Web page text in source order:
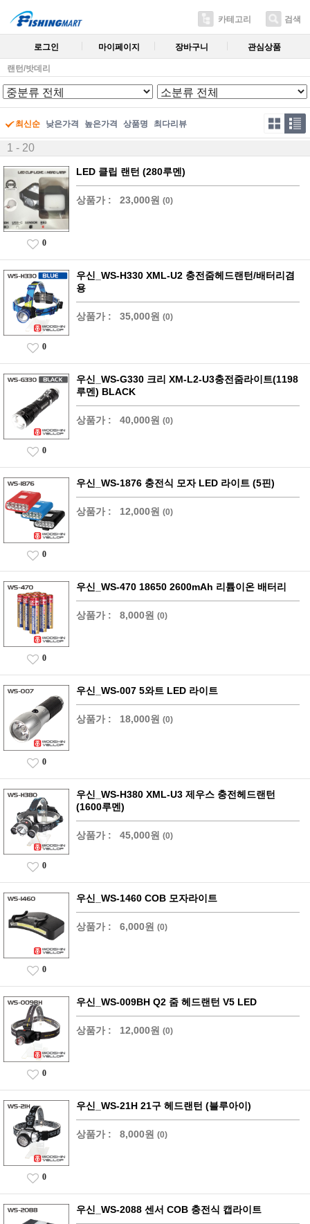
카테고리 검색
로그인 마이페이지 장바구니 관심상품
랜턴/밧데리
최신순 낮은가격 높은가격 상품명 최다리뷰
1 - 20
LED 클립 랜턴 (280루멘)
상품가 : 23,000원 (0)
0
우신_WS-H330 XML-U2 충전줌헤드랜턴/배터리겸
용
상품가 : 35,000원 (0)
0
우신_WS-G330 크리 XM-L2-U3충전줌라이트(1198
루멘) BLACK
상품가 : 40,000원 (0)
0
우신_WS-1876 충전식 모자 LED 라이트 (5핀)
상품가 : 12,000원 (0)
0
우신_WS-470 18650 2600mAh 리튬이온 배터리
상품가 : 8,000원 (0)
0
우신_WS-007 5와트 LED 라이트
상품가 : 18,000원 (0)
0
우신_WS-H380 XML-U3 제우스 충전헤드랜턴
(1600루멘)
상품가 : 45,000원 (0)
0
우신_WS-1460 COB 모자라이트
상품가 : 6,000원 (0)
0
우신_WS-009BH Q2 줌 헤드랜턴 V5 LED
상품가 : 12,000원 (0)
0
우신_WS-21H 21구 헤드랜턴 (블루아이)
상품가 : 8,000원 (0)
0
우신_WS-2088 센서 COB 충전식 캡라이트